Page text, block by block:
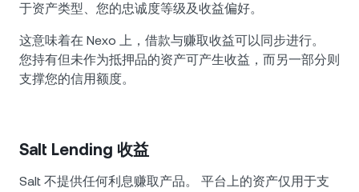
于资产类型、您的忠诚度等级及收益偏好。
这意味着在 Nexo 上，借款与赚取收益可以同步进行。
您持有但未作为抵押品的资产可产生收益，而另一部分则
支撑您的信用额度。
Salt Lending 收益
Salt 不提供任何利息赚取产品。 平台上的资产仅用于支